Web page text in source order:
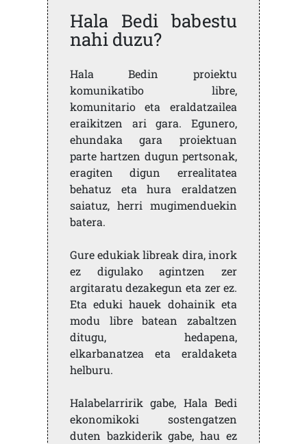
Hala Bedi babestu
nahi duzu?
Hala Bedin proiektu
komunikatibo libre,
komunitario eta eraldatzailea
eraikitzen ari gara. Egunero,
ehundaka gara proiektuan
parte hartzen dugun pertsonak,
eragiten digun errealitatea
behatuz eta hura eraldatzen
saiatuz, herri mugimenduekin
batera.
Gure edukiak libreak dira, inork
ez digulako agintzen zer
argitaratu dezakegun eta zer ez.
Eta eduki hauek dohainik eta
modu libre batean zabaltzen
ditugu, hedapena,
elkarbanatzea eta eraldaketa
helburu.
Halabelarririk gabe, Hala Bedi
ekonomikoki sostengatzen
duten bazkiderik gabe, hau ez